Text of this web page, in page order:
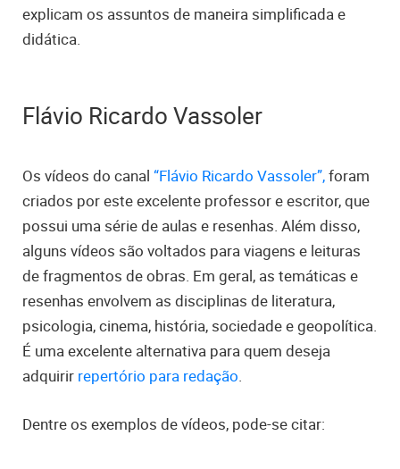
explicam os assuntos de maneira simplificada e
didática.
Flávio Ricardo Vassoler
Os vídeos do canal “Flávio Ricardo Vassoler”,foram
criados por este excelente professor e escritor, que
possui uma série de aulas e resenhas. Além disso,
alguns vídeos são voltados para viagens e leituras
de fragmentos de obras. Em geral, as temáticas e
resenhas envolvem as disciplinas de literatura,
psicologia, cinema, história, sociedade e geopolítica.
É uma excelente alternativa para quem deseja
adquirir repertório para redação.
Dentre os exemplos de vídeos, pode-se citar: